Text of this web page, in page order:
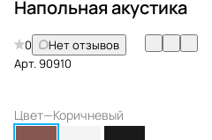
Напольная акустика
0
Нет отзывов
Арт.90910
Цвет—Коричневый